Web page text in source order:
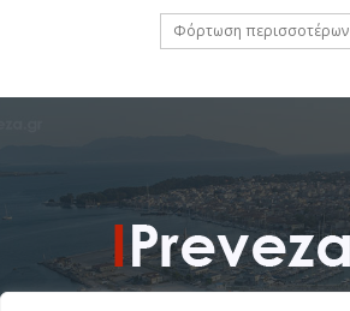
Φόρτωση περισσοτέρων